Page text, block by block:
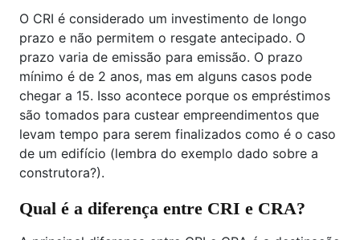
O CRI é considerado um investimento de longo
prazo e não permitem o resgate antecipado. O
prazo varia de emissão para emissão. O prazo
mínimo é de 2 anos, mas em alguns casos pode
chegar a 15. Isso acontece porque os empréstimos
são tomados para custear empreendimentos que
levam tempo para serem finalizados como é o caso
de um edifício (lembra do exemplo dado sobre a
construtora?).
Qual é a diferença entre CRI e CRA?